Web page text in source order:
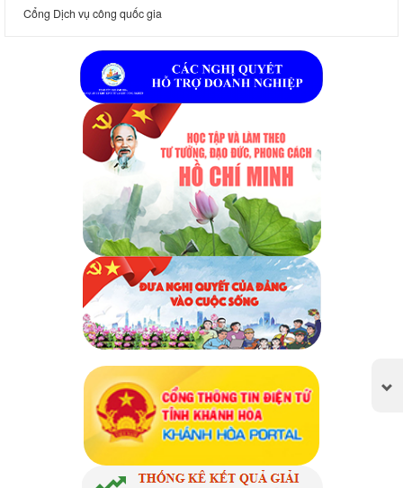
Cổng Dịch vụ công quốc gia